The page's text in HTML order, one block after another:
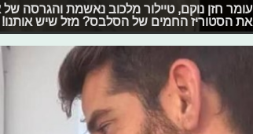
עומר חזן נוקם, טיילור מלכוב נאשמת והגרסה
את הסטוריז החמים של הסלבס? מזל שיש אותנו!